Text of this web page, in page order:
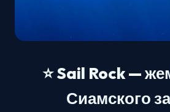
⭐ Sail Rock —
Сиамского